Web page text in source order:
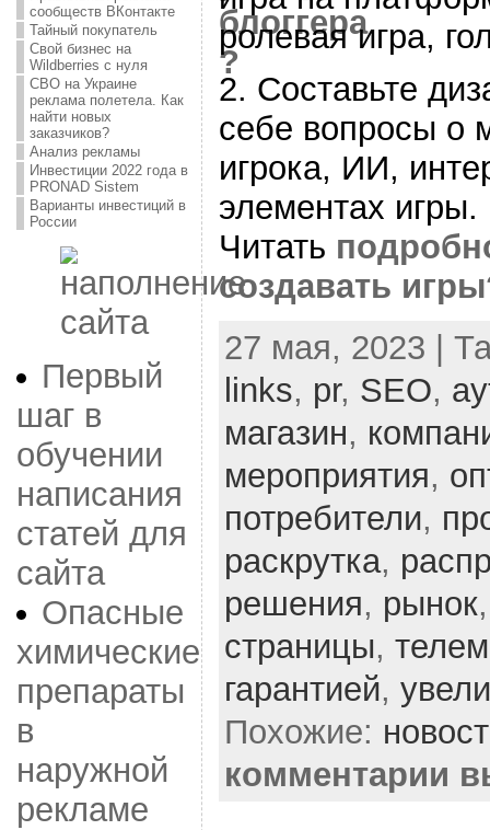
сообществ ВКонтакте
Тайный покупатель
Свой бизнес на
Wildberries с нуля
СВО на Украине
реклама полетела. Как
найти новых
заказчиков?
Анализ рекламы
Инвестиции 2022 года в
PRONAD Sistem
Варианты инвестиций в
России
Первый
шаг в
обучении
написания
статей для
сайта
Опасные
химические
препараты
в
наружной
рекламе
ролевая игра,
2. Составьте
себе вопросы о
игрока, ИИ,
элементах
Читать
создавать
27 мая, 2023 |
links, pr, SEO,
магазин,
мероприятия,
потребители,
раскрутка,
решения, рынок
страницы,
гарантией,
Похожие:
комментарии